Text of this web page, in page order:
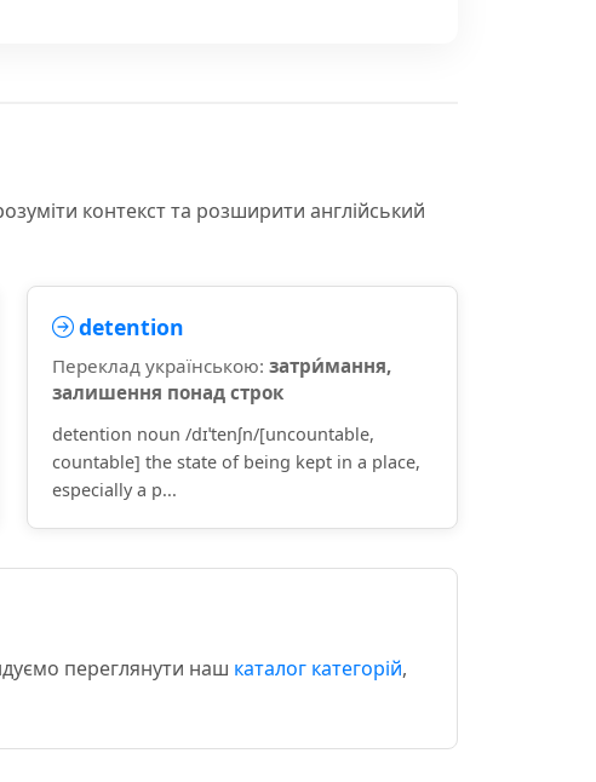
контекст та розширити англійський
detention
Переклад українською: затри́мання,
залишення понад строк
detention noun /dɪˈtenʃn/[uncountable,
countable] the state of being kept in a place,
especially a p...
переглянути наш каталог категорій,